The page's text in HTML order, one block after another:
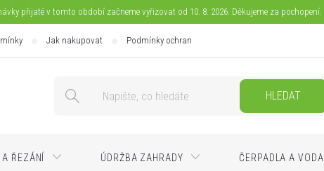
přijaté v tomto období začneme vyřizovat od 10. 8. 2026. Děkujeme za pochopení.
Jak nakupovat Podmínky ochrany osobních údajů
HLEDAT
A ŘEZÁNÍ ÚDRŽBA ZAHRADY ČERPADLA A VODA